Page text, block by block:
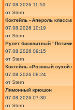
07.08.2026 11:50
от Stern
Коктейль «Апероль
07.08.2026 10:19
от Stern
Рулет бисквитный
07.08.2026 09:15
от Stern
Коктейль «Розовый сухой
07.08.2026 08:24
от Stern
Лимонный крюшон
07.08.2026 07:30
от Stern